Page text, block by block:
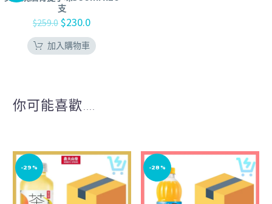
支
$259.0 $230.0
加入購物車
你可能喜歡....
-29% -28%